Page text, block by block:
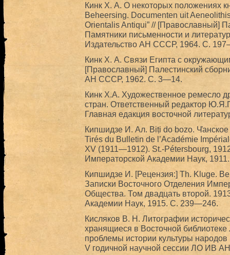
Кинк X. А. О некоторых положениях
Beheersing. Documenten uit
Orientalis Antiqui” // [Православный]
Памятники письменности и
Издательство АН СССР, 1964. С.
Кинк X. А. Связи Египта с
[Православный] Палестинский
АН СССР, 1962. С. 3—14.
Кинк Х.А. Художественное ремесло
стран. Ответственный редактор
Главная едакция восточной
Кипшидзе И. Ал. Biṭi do bozo.
Tirés du Bulletin de l’Académie
XV (1911—1912). St.-Pétersbourg,
Императорской Академии Наук,
Кипшидзе И. [Рецензия:] Th. Kluge.
Записки Восточного Отделения
Общества. Том двадцать второй.
Академии Наук, 1915. С. 239—246.
Кисляков В. Н. Литографии
хранящиеся в Восточной
проблемы истории культуры
V годичной научной сессии ЛО ИВ